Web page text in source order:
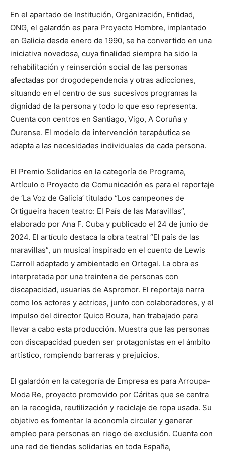
En el apartado de Institución, Organización, Entidad,
ONG, el galardón es para Proyecto Hombre, implantado
en Galicia desde enero de 1990, se ha convertido en una
iniciativa novedosa, cuya finalidad siempre ha sido la
rehabilitación y reinserción social de las personas
afectadas por drogodependencia y otras adicciones,
situando en el centro de sus sucesivos programas la
dignidad de la persona y todo lo que eso representa.
Cuenta con centros en Santiago, Vigo, A Coruña y
Ourense. El modelo de intervención terapéutica se
adapta a las necesidades individuales de cada persona.
El Premio Solidarios en la categoría de Programa,
Artículo o Proyecto de Comunicación es para el reportaje
de ‘La Voz de Galicia’ titulado “Los campeones de
Ortigueira hacen teatro: El País de las Maravillas”,
elaborado por Ana F. Cuba y publicado el 24 de junio de
2024. El artículo destaca la obra teatral “El país de las
maravillas”, un musical inspirado en el cuento de Lewis
Carroll adaptado y ambientado en Ortegal. La obra es
interpretada por una treintena de personas con
discapacidad, usuarias de Aspromor. El reportaje narra
como los actores y actrices, junto con colaboradores, y el
impulso del director Quico Bouza, han trabajado para
llevar a cabo esta producción. Muestra que las personas
con discapacidad pueden ser protagonistas en el ámbito
artístico, rompiendo barreras y prejuicios.
El galardón en la categoría de Empresa es para Arroupa-
Moda Re, proyecto promovido por Cáritas que se centra
en la recogida, reutilización y reciclaje de ropa usada. Su
objetivo es fomentar la economía circular y generar
empleo para personas en riego de exclusión. Cuenta con
una red de tiendas solidarias en toda España,